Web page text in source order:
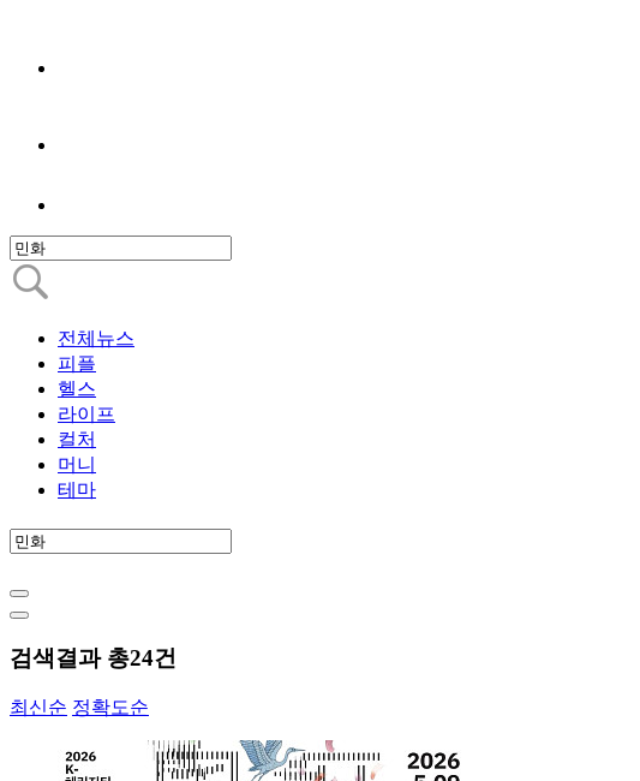
전체뉴스
피플
헬스
라이프
컬처
머니
테마
검색결과 총24건
최신순 정확도순